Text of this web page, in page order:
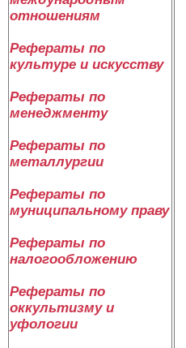
отношениям
Рефераты по
культуре и искусству
Рефераты по
менеджменту
Рефераты по
металлургии
Рефераты по
муниципальному праву
Рефераты по
налогообложению
Рефераты по
оккультизму и
уфологии